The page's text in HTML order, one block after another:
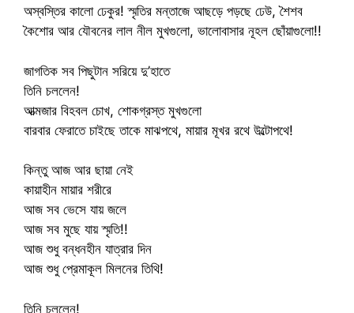
অস্বস্তির কালো ঢেকুর! স্মৃতির মন্তাজে আছড়ে পড়ছে ঢেউ, শৈশব
কৈশোর আর যৌবনের লাল নীল মুখগুলো, ভালোবাসার নূহল ছোঁয়াগুলো!!
জাগতিক সব পিছুটান সরিয়ে দু’হাতে
তিনি চললেন!
আত্মজার বিহবল চোখ, শোকগ্রস্ত মুখগুলো
বারবার ফেরাতে চাইছে তাকে মাঝপথে, মায়ার মূখর রথে উল্টোপথে!
কিন্তু আজ আর ছায়া নেই
কায়াহীন মায়ার শরীরে
আজ সব ভেসে যায় জলে
আজ সব মুছে যায় স্মৃতি!!
আজ শুধু বন্ধনহীন যাত্রার দিন
আজ শুধু প্রেমাকূল মিলনের তিথি!
তিনি চললেন!